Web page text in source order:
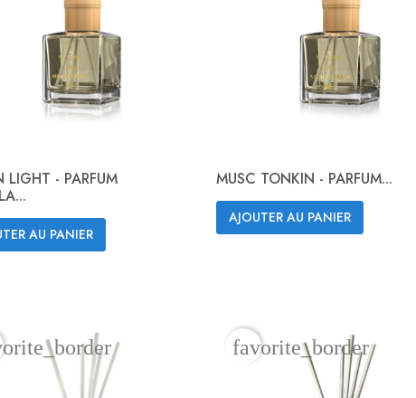
 Aperçu rapide
LIGHT - PARFUM
AU PANIER  Aperçu rapide
MUSC TONKIN - PARFUM...
AJOUTER AU PANIER
favorite_border